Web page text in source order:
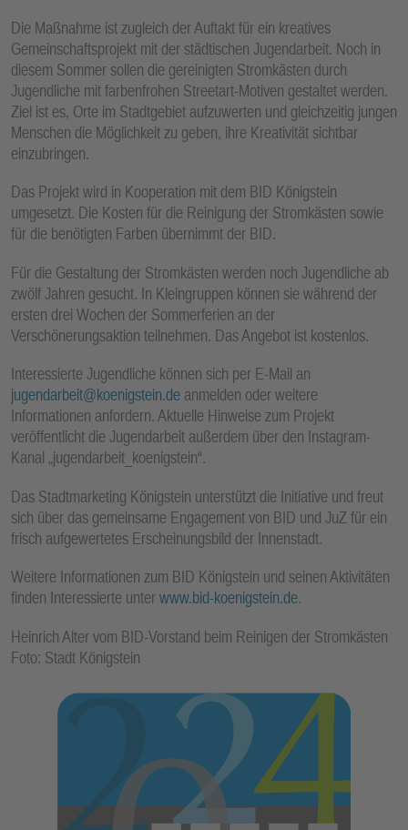
Die Maßnahme ist zugleich der Auftakt für ein kreatives
Gemeinschaftsprojekt mit der städtischen Jugendarbeit. Noch in
diesem Sommer sollen die gereinigten Stromkästen durch
Jugendliche mit farbenfrohen Streetart-Motiven gestaltet werden.
Ziel ist es, Orte im Stadtgebiet aufzuwerten und gleichzeitig jungen
Menschen die Möglichkeit zu geben, ihre Kreativität sichtbar
einzubringen.
Das Projekt wird in Kooperation mit dem BID Königstein
umgesetzt. Die Kosten für die Reinigung der Stromkästen sowie
für die benötigten Farben übernimmt der BID.
Für die Gestaltung der Stromkästen werden noch Jugendliche ab
zwölf Jahren gesucht. In Kleingruppen können sie während der
ersten drei Wochen der Sommerferien an der
Verschönerungsaktion teilnehmen. Das Angebot ist kostenlos.
Interessierte Jugendliche können sich per E-Mail an
jugendarbeit@koenigstein.de anmelden oder weitere
Informationen anfordern. Aktuelle Hinweise zum Projekt
veröffentlicht die Jugendarbeit außerdem über den Instagram-
Kanal „jugendarbeit_koenigstein“.
Das Stadtmarketing Königstein unterstützt die Initiative und freut
sich über das gemeinsame Engagement von BID und JuZ für ein
frisch aufgewertetes Erscheinungsbild der Innenstadt.
Weitere Informationen zum BID Königstein und seinen Aktivitäten
finden Interessierte unterwww.bid-koenigstein.de.
Heinrich Alter vom BID-Vorstand beim Reinigen der Stromkästen
Foto: Stadt Königstein